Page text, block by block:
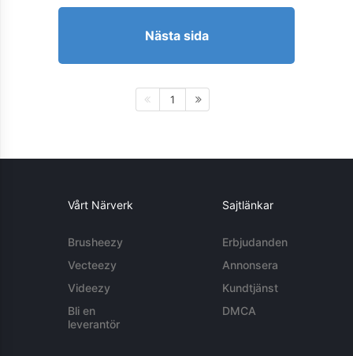
Nästa sida
1
Vårt Närverk
Brusheezy
Vecteezy
Videezy
Bli en
leverantör
Sajtlänkar
Erbjudanden
Annonsera
Kundtjänst
DMCA